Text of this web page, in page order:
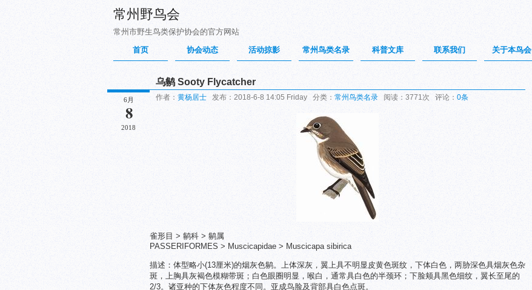
常州野鸟会
常州市野生鸟类保护协会的官方网站
首页 协会动态 活动掠影 常州鸟类名录 科普文库 联系我们 关于本鸟会
6月
8
2018
乌鹟 Sooty Flycatcher
作者： 黄杨居士 发布：2018-6-8 14:05 Friday 分类： 常州鸟类名录 阅读：3771次 评论： 0条
雀形目 > 鹟科 > 鹟属
PASSERIFORMES > Muscicapidae > Muscicapa sibirica
描述：体型略小(13厘米)的烟灰色鹟。上体深灰，翼上具不明显皮黄色斑纹，下体白色，两胁深色具烟灰色杂
斑，上胸具灰褐色模糊带斑；白色眼圈明显，喉白，通常具白色的半颈环；下脸颊具黑色细纹，翼长至尾的
2/3。诸亚种的下体灰色程度不同。亚成鸟脸及背部具白色点斑。